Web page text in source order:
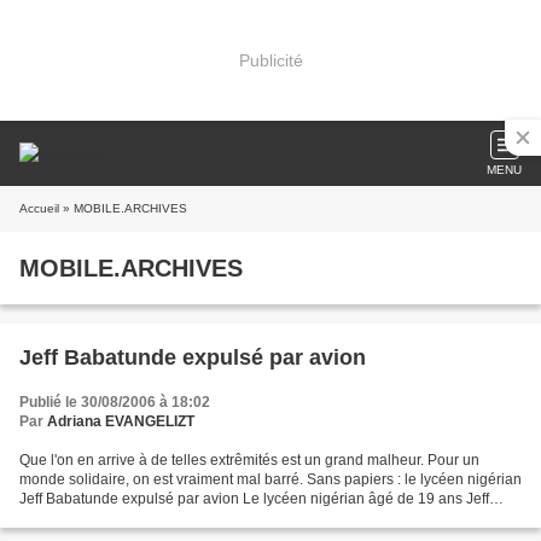
Publicité
MENU
Accueil » MOBILE.ARCHIVES
MOBILE.ARCHIVES
Jeff Babatunde expulsé par avion
Publié le 30/08/2006 à 18:02
Par Adriana EVANGELIZT
Que l'on en arrive à de telles extrêmités est un grand malheur. Pour un
monde solidaire, on est vraiment mal barré. Sans papiers : le lycéen nigérian
Jeff Babatunde expulsé par avion Le lycéen nigérian âgé de 19 ans Jeff